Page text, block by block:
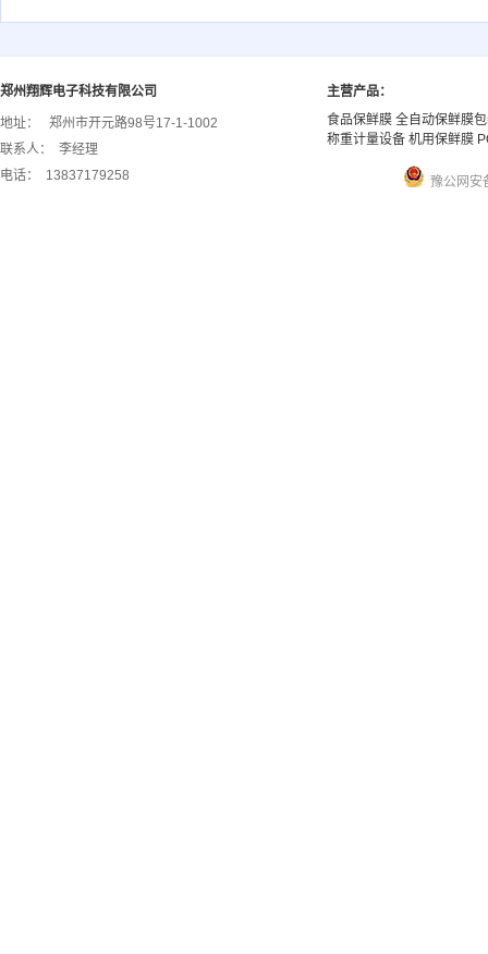
郑州翔辉电子科技有限公司
地址：
郑州市开元路98号17-1-1002
联系人：
李经理
电话：
13837179258
主营产品：
食品保鲜膜 全自动保鲜膜
称重计量设备 机用保鲜膜
豫公网安